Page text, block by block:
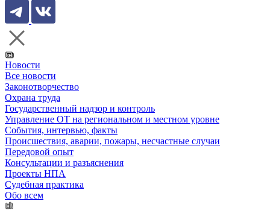
Новости
Все новости
Законотворчество
Охрана труда
Государственный надзор и контроль
Управление ОТ на региональном и местном уровне
События, интервью, факты
Происшествия, аварии, пожары, несчастные случаи
Передовой опыт
Консультации и разъяснения
Проекты НПА
Судебная практика
Обо всем